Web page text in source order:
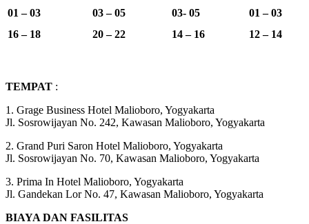
01 – 03 03 – 05 03- 05
01 – 03
16 – 18
20 – 22 14 – 16 12 – 14
TEMPAT :
1. Grage Business Hotel Malioboro, Yogyakarta
Jl. Sosrowijayan No. 242, Kawasan Malioboro, Yogyakarta
2. Grand Puri Saron Hotel Malioboro, Yogyakarta
Jl. Sosrowijayan No. 70, Kawasan Malioboro, Yogyakarta
3. Prima In Hotel Malioboro, Yogyakarta
Jl. Gandekan Lor No. 47, Kawasan Malioboro, Yogyakarta
BIAYA DAN FASILITAS